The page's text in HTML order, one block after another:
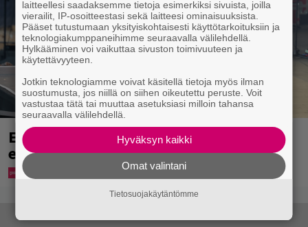
Eppu Normaalin viimeinen konsertti
esitetään Ylellä
laitteellesi saadaksemme tietoja esimerkiksi sivuista, joilla
vierailit, IP-osoitteestasi sekä laitteesi ominaisuuksista.
Pääset tutustumaan yksityiskohtaisesti käyttötarkoituksiin ja
teknologiakumppaneihimme seuraavalla välilehdellä.
Hylkääminen voi vaikuttaa sivuston toimivuuteen ja
käytettävyyteen.
Jotkin teknologiamme voivat käsitellä tietoja myös ilman
suostumusta, jos niillä on siihen oikeutettu peruste. Voit
vastustaa tätä tai muuttaa asetuksiasi milloin tahansa
seuraavalla välilehdellä.
Hyväksyn kaikki
Omat valintani
Tietosuojakäytäntömme